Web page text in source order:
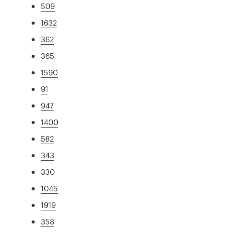
509
1632
362
365
1590
91
947
1400
582
343
330
1045
1919
358